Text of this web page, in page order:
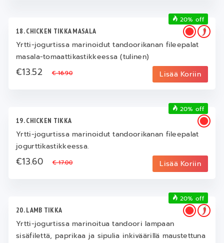
18. CHICKEN TIKKA MASALA
Yrtti-jogurtissa marinoidut tandoorikanan fileepalat
masala-tomaattikastikkeessa (tulinen)
€13.52€ 16.90 Lisää Koriin
20% off
19. CHICKEN TIKKA
Yrtti-jogurtissa marinoidut tandoorikanan fileepalat
jogurttikastikkeessa.
€13.60€ 17.00 Lisää Koriin
20% off
20. LAMB TIKKA
Yrtti-jogurtissa marinoitua tandoori lampaan
sisäfilettä, paprikaa ja sipulia inkiväärillä maustettuna
20% off